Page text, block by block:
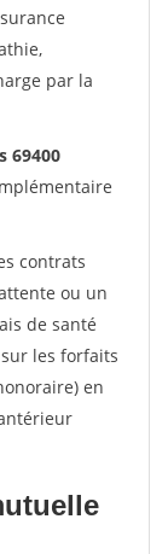
par la
69400
contrats
ou un
de santé
les forfaits
en